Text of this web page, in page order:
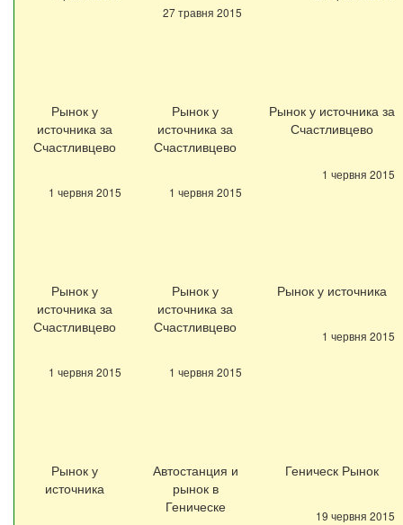
27 травня 2015
Рынок у
источника за
Счастливцево
1 червня 2015
Рынок у
источника за
Счастливцево
1 червня 2015
Рынок у источника за
Счастливцево
1 червня 2015
Рынок у
источника за
Счастливцево
1 червня 2015
Рынок у
источника за
Счастливцево
1 червня 2015
Рынок у источника
1 червня 2015
Рынок у
источника
Автостанция и
рынок в
Геническе
Геническ Рынок
19 червня 2015